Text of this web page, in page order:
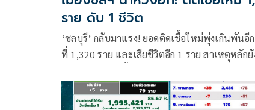
ราย ดับ 1 ชีวิต
‘ชลบุรี’ กลับมาแรง! ยอดติดเชื้อใหม่พุ่งเกินพันอี
ที่ 1,320 ราย และเสียชีวิตอีก 1 ราย สาเหตุหลักยั